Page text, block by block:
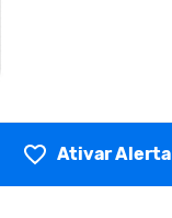
Ativar Alerta